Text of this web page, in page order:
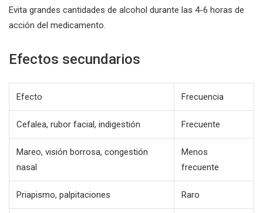
Evita grandes cantidades de alcohol durante las 4-6 horas de
acción del medicamento.
Efectos secundarios
Efecto Frecuencia
Cefalea, rubor facial, indigestión Frecuente
Mareo, visión borrosa, congestión
nasal
Menos
frecuente
Priapismo, palpitaciones Raro